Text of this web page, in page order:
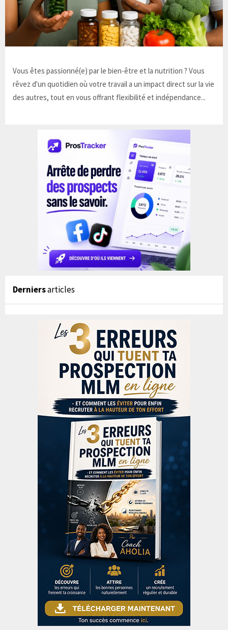
Vous êtes passionné(e) par le bien-être et la nutrition ? Vous
rêvez d'un quotidien où votre travail a un impact direct sur la vie
des autres, tout en vous offrant flexibilité et indépendance...
Derniersarticles